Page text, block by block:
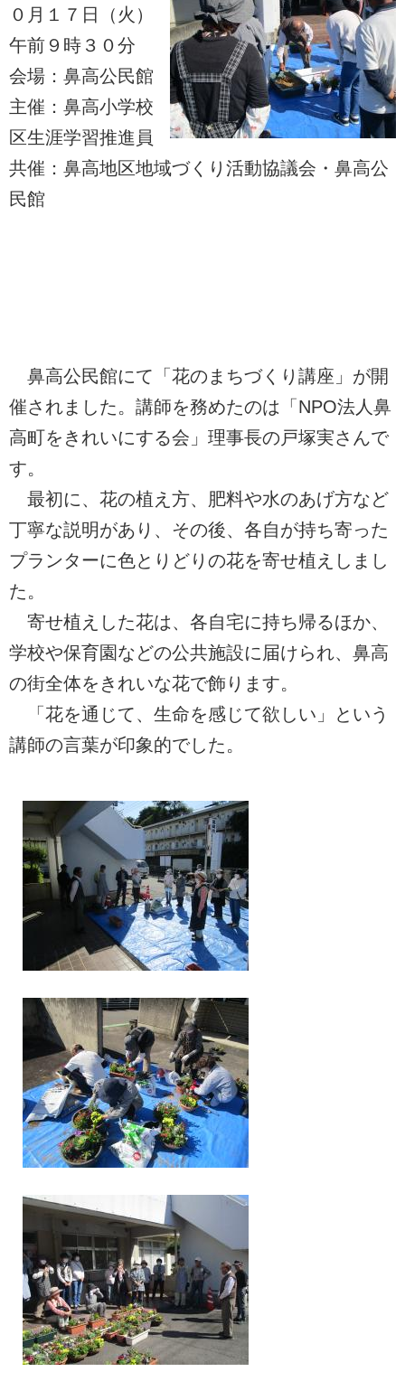
０月１７日（火）
午前９時３０分
会場：鼻高公民館
主催：鼻高小学校
区生涯学習推進員
共催：鼻高地区地域づくり活動協議会・鼻高公
民館
鼻高公民館にて「花のまちづくり講座」が開
催されました。講師を務めたのは「NPO法人鼻
高町をきれいにする会」理事長の戸塚実さんで
す。
最初に、花の植え方、肥料や水のあげ方など
丁寧な説明があり、その後、各自が持ち寄った
プランターに色とりどりの花を寄せ植えしまし
た。
寄せ植えした花は、各自宅に持ち帰るほか、
学校や保育園などの公共施設に届けられ、鼻高
の街全体をきれいな花で飾ります。
「花を通じて、生命を感じて欲しい」という
講師の言葉が印象的でした。